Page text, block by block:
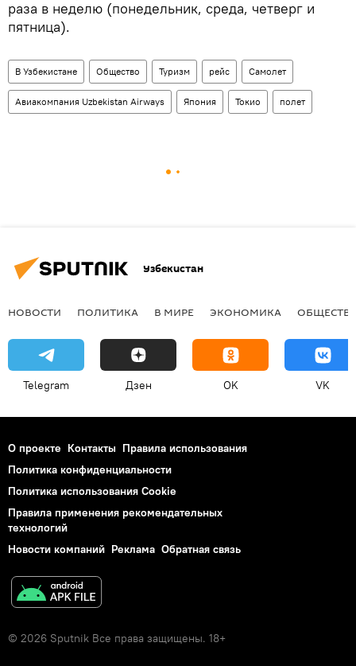
раза в неделю (понедельник, среда, четверг и
пятница).
В Узбекистане Общество Туризм рейс Самолет
Авиакомпания Uzbekistan Airways Япония Токио полет
Узбекистан
НОВОСТИ ПОЛИТИКА В МИРЕ ЭКОНОМИКА
Telegram Дзен OK VK
О проекте Контакты Правила использования
Политика конфиденциальности
Политика использования Cookie
Правила применения рекомендательных
технологий
Новости компаний Реклама Обратная связь
© 2026 Sputnik Все права защищены. 18+